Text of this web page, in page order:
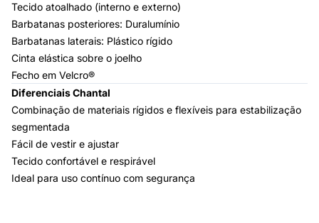
Tecido atoalhado (interno e externo)
Barbatanas posteriores: Duralumínio
Barbatanas laterais: Plástico rígido
Cinta elástica sobre o joelho
Fecho em Velcro®
Diferenciais Chantal
Combinação de materiais rígidos e flexíveis para estabilização
segmentada
Fácil de vestir e ajustar
Tecido confortável e respirável
Ideal para uso contínuo com segurança